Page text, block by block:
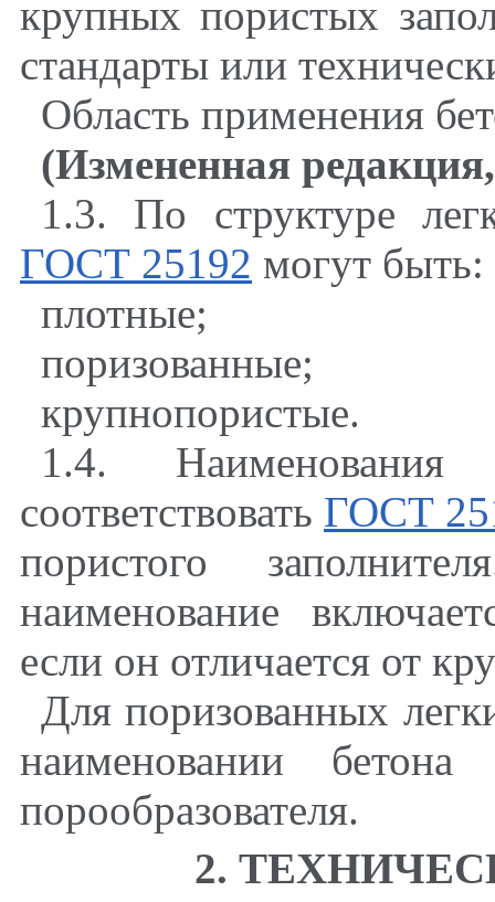
крупных пористых
стандарты или
Область применения
(Измененная редакция,
1.3. По структуре
ГОСТ 25192 могут быть:
плотные;
поризованные;
крупнопористые.
1.4.
соответствовать ГОСТ
пористого
наименование
если он отличается от
Для поризованных
наименовании бетона
порообразователя.
2.